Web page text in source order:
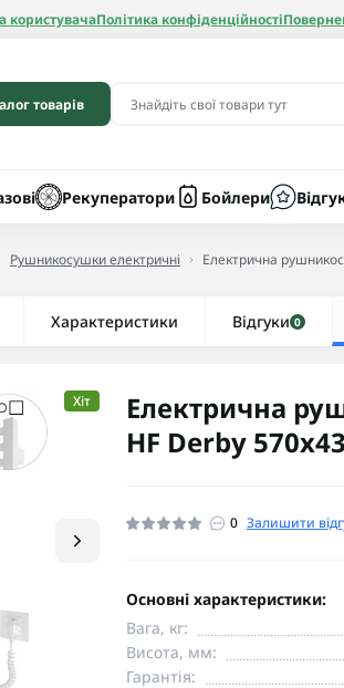
користувачаПолітика конфіденційності
товарів
Рекуператори Бойлери
Радіатори алюмінієві
Рушникосушки електричні Електрична
Характеристики Відгуки 0
Хіт
Електрична
HF Derby
0 Залишити
Основні характеристики:
Вага, кг:
Висота, мм:
Гарантія: